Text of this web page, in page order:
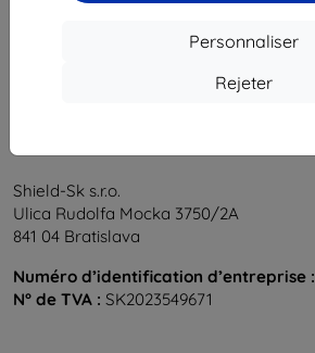
Personnaliser
Rejeter
Shield-Sk s.r.o.
Ulica Rudolfa Mocka 3750/2A
841 04 Bratislava
Numéro d’identification d’entreprise :
N° de TVA : SK2023549671